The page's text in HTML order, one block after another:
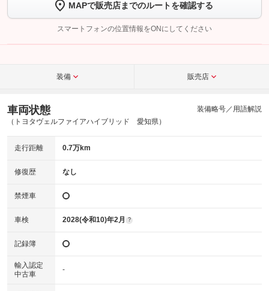
トーク画面で
ボタンをタップして問い合わせを
完了してください。
こちら
MAPで販売店までのルートを確認する
スマートフォンの位置情報をONにしてください
装備 販売店
車両状態
（トヨタヴェルファイアハイブリッド 愛知県）
装備略号／用語解説
走行距離 0.7万km
修復歴 なし
禁煙車
車検 2028(令和10)年2月 ?
記録簿
輸入認定
中古車
-